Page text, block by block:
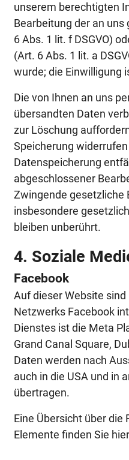
unserem berechtigten
Bearbeitung der an
6 Abs. 1 lit. f DSGVO)
(Art. 6 Abs. 1 lit. a
wurde; die Einwilligung
Die von Ihnen an uns
übersandten Daten
zur Löschung
Speicherung
Datenspeicherung
abgeschlossener
Zwingende gesetzliche
insbesondere
bleiben unberührt.
4. Soziale
Facebook
Auf dieser Website
Netzwerks Facebook
Dienstes ist die Meta
Grand Canal Square,
Daten werden nach
auch in die USA und in
übertragen.
Eine Übersicht über die
Elemente finden Sie